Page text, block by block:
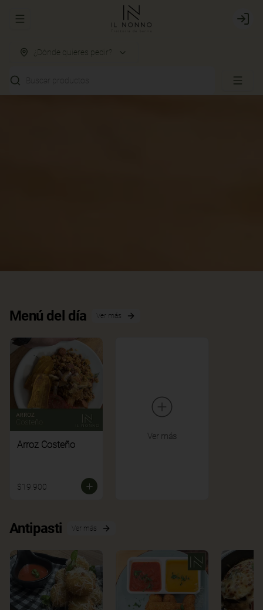
Abrir menu de navegación Login
¿Dónde quieres pedir?
Buscar productos
Menú del día Ver más
Arroz Costeño
$19.900
Ver más
Antipasti Ver más